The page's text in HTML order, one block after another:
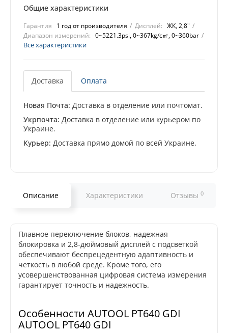
Общие характеристики
Гарантия 1 год от производителя Дисплей: ЖК, 2,8"
Диапазон измерений: 0~5221.3psi, 0~367kg/c㎡, 0~360bar
Все характеристики
Доставка Оплата
Новая Почта: Доставка в отделение или почтомат.
Укрпочта: Доставка в отделение или курьером по
Украине.
Курьер: Доставка прямо домой по всей Украине.
Описание Характеристики Отзывы 0
Плавное переключение блоков, надежная
блокировка и 2,8-дюймовый дисплей с подсветкой
обеспечивают беспрецедентную адаптивность и
четкость в любой среде. Кроме того, его
усовершенствованная цифровая система измерения
гарантирует точность и надежность.
Особенности AUTOOL PT640 GDI
AUTOOL PT640 GDI